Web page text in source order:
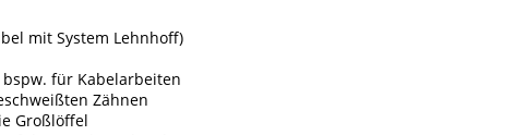
mit System Lehnhoff)
für Kabelarbeiten
Zähnen
Großlöffel